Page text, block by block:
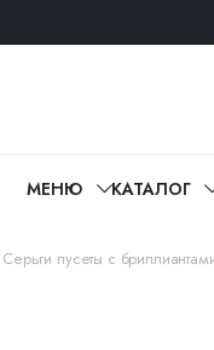
МЕНЮ КАТАЛОГ
Серьги пусеты с